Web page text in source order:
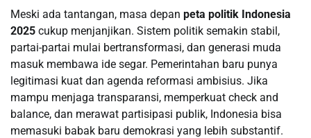
Meski ada tantangan, masa depan peta politik Indonesia
2025 cukup menjanjikan. Sistem politik semakin stabil,
partai-partai mulai bertransformasi, dan generasi muda
masuk membawa ide segar. Pemerintahan baru punya
legitimasi kuat dan agenda reformasi ambisius. Jika
mampu menjaga transparansi, memperkuat check and
balance, dan merawat partisipasi publik, Indonesia bisa
memasuki babak baru demokrasi yang lebih substantif.